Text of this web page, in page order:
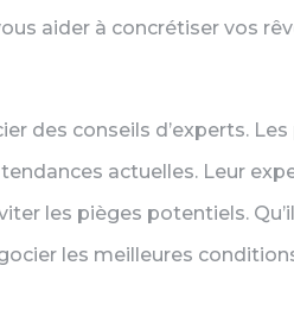
aider à concrétiser vos
des conseils d’experts.
actuelles. Leur
les pièges potentiels.
les meilleures